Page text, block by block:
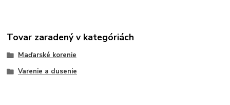
Tovar zaradený v kategóriách
Maďarské korenie
Varenie a dusenie